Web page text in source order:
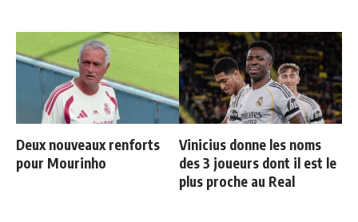
Deux nouveaux renforts
pour Mourinho
Vinicius donne les noms
des 3 joueurs dont il est le
plus proche au Real